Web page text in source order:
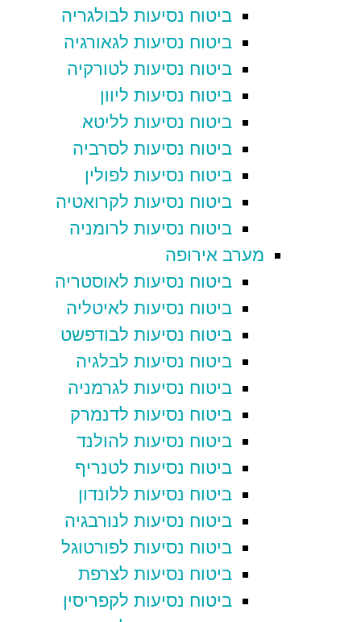
ביטוח נסיעות לבולגריה
ביטוח נסיעות לגאורגיה
ביטוח נסיעות לטורקיה
ביטוח נסיעות ליוון
ביטוח נסיעות לליטא
ביטוח נסיעות לסרביה
ביטוח נסיעות לפולין
ביטוח נסיעות לקרואטיה
ביטוח נסיעות לרומניה
מערב אירופה
ביטוח נסיעות לאוסטריה
ביטוח נסיעות לאיטליה
ביטוח נסיעות לבודפשט
ביטוח נסיעות לבלגיה
ביטוח נסיעות לגרמניה
ביטוח נסיעות לדנמרק
ביטוח נסיעות להולנד
ביטוח נסיעות לטנריף
ביטוח נסיעות ללונדון
ביטוח נסיעות לנורבגיה
ביטוח נסיעות לפורטוגל
ביטוח נסיעות לצרפת
ביטוח נסיעות לקפריסין